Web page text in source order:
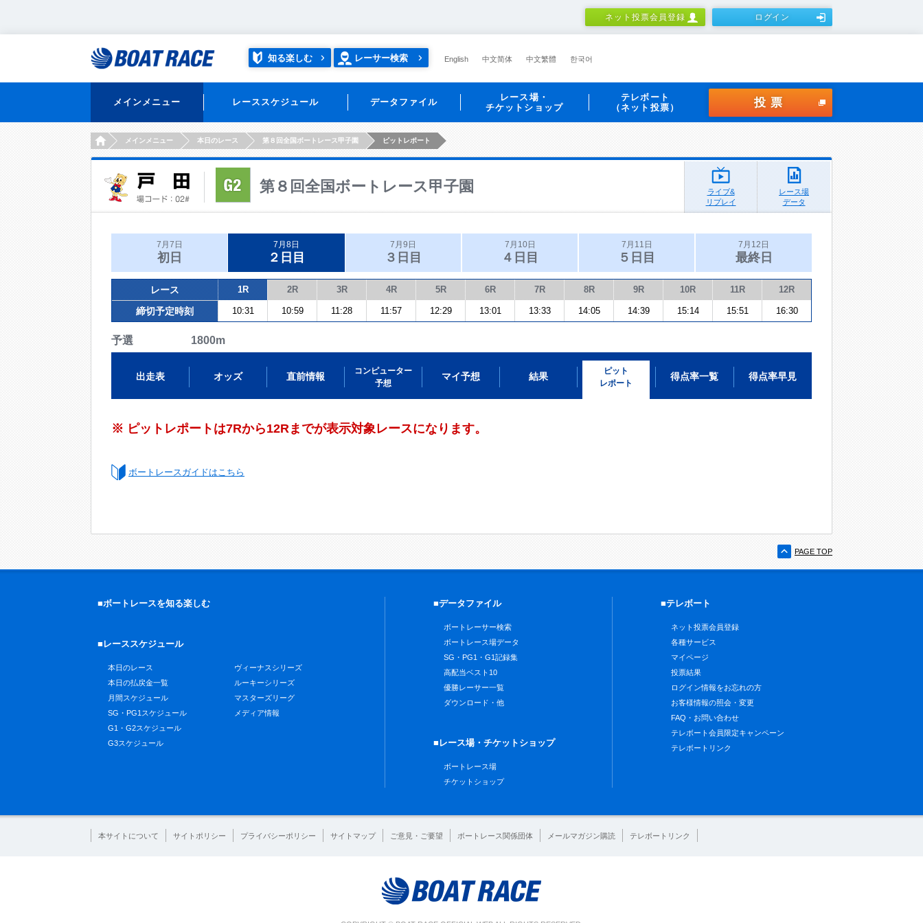
ネット投票会員登録 ログイン
知る楽しむ レーサー検索 English 中文简体 中文繁體 한국어
メインメニュー レーススケジュール データファイル
レース場・
チケットショップ
テレボート
（ネット投票）
投票
HOMEメインメニュー 本日のレース 第８回全国ボートレース甲子園 ピットレポート
第８回全国ボートレース甲子園
ライブ&
リプレイ
レース場
データ
7月7日
初日
7月8日
２日目
7月9日
３日目
7月10日
４日目
7月11日
５日目
7月12日
最終日
レース 1R 2R 3R 4R 5R 6R 7R 8R 9R 10R 11R 12R
締切予定時刻 10:31 10:59 11:28 11:57 12:29 13:01 13:33 14:05 14:39 15:14 15:51 16:30
予選 1800m
出走表 オッズ 直前情報
コンピューター
予想
マイ予想 結果
ピット
レポート
得点率一覧 得点率早見
※ ピットレポートは7Rから12Rまでが表示対象レースになります。
ボートレースガイドはこちら
PAGE TOP
■ボートレースを知る楽しむ
■レーススケジュール
本日のレース
本日の払戻金一覧
月間スケジュール
SG・PG1スケジュール
G1・G2スケジュール
G3スケジュール
ヴィーナスシリーズ
ルーキーシリーズ
マスターズリーグ
メディア情報
■データファイル
ボートレーサー検索
ボートレース場データ
SG・PG1・G1記録集
高配当ベスト10
優勝レーサー一覧
ダウンロード・他
■レース場・チケットショップ
ボートレース場
チケットショップ
■テレボート
ネット投票会員登録
各種サービス
マイページ
投票結果
ログイン情報をお忘れの方
お客様情報の照会・変更
FAQ・お問い合わせ
テレボート会員限定キャンペーン
テレボートリンク
本サイトについて サイトポリシー プライバシーポリシー サイトマップ ご意見・ご要望 ボートレース関係団体 メールマガジン購読 テレボートリンク